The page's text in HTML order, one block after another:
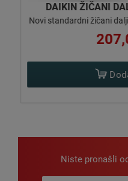
DAIKIN ŽIČANI
Novi standardni žičani
Niste pronašli